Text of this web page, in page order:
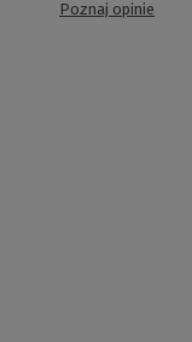
Poznaj opinie